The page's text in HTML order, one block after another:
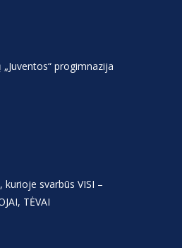
progimnazija
svarbūs VISI –
TĖVAI